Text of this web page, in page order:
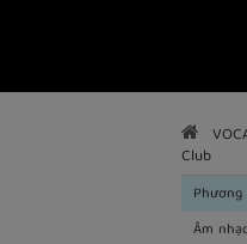
Club
Âm nhạc